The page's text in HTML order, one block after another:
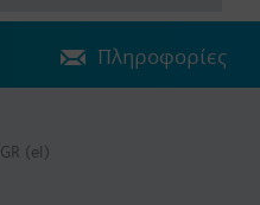
Πληροφορίες
GR (el)